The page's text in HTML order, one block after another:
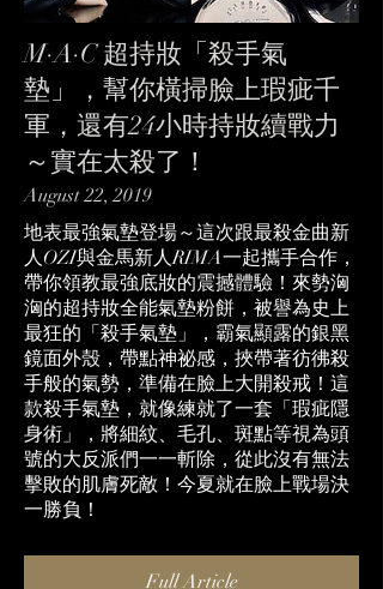
M·A·C 超持妝「殺手氣
墊」，幫你橫掃臉上瑕疵千
軍，還有24小時持妝續戰力
～實在太殺了！
August 22, 2019
地表最強氣墊登場～這次跟最殺金曲新
人OZI與金馬新人RIMA一起攜手合作，
帶你領教最強底妝的震撼體驗！來勢洶
洶的超持妝全能氣墊粉餅，被譽為史上
最狂的「殺手氣墊」，霸氣顯露的銀黑
鏡面外殼，帶點神祕感，挾帶著彷彿殺
手般的氣勢，準備在臉上大開殺戒！這
款殺手氣墊，就像練就了一套「瑕疵隱
身術」，將細紋、毛孔、斑點等視為頭
號的大反派們一一斬除，從此沒有無法
擊敗的肌膚死敵！今夏就在臉上戰場決
一勝負！
Full Article